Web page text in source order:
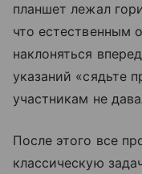
планшет лежал
что естественным
наклоняться
указаний «сядьте
участникам не
После этого все
классическую